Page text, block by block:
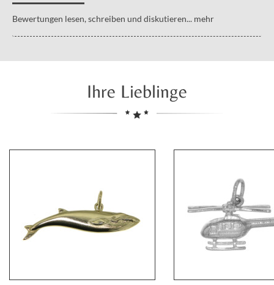
Bewertungen lesen, schreiben und diskutieren... mehr
Ihre Lieblinge